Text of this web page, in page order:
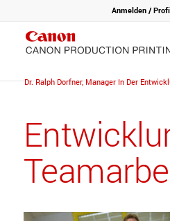
Anmelden /
Dr. Ralph Dorfner, Manager In Der